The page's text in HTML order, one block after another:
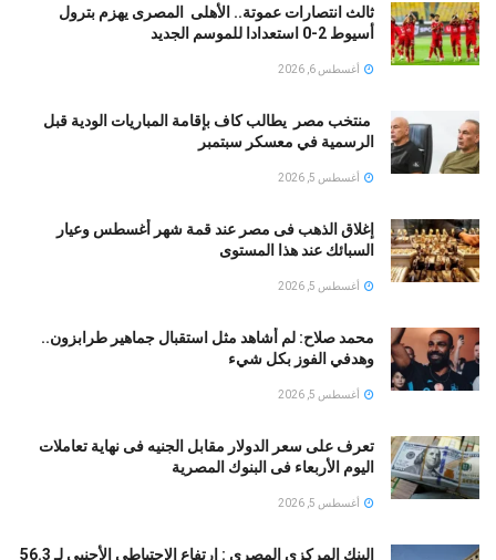
ثالث انتصارات عموتة.. الأهلى المصرى يهزم بترول
أسيوط 2-0 استعدادا للموسم الجديد
أغسطس 6, 2026
منتخب مصر يطالب كاف بإقامة المباريات الودية قبل
الرسمية في معسكر سبتمبر
أغسطس 5, 2026
إغلاق الذهب فى مصر عند قمة شهر أغسطس وعيار
السبائك عند هذا المستوى
أغسطس 5, 2026
محمد صلاح: لم أشاهد مثل استقبال جماهير طرابزون..
وهدفي الفوز بكل شيء
أغسطس 5, 2026
تعرف على سعر الدولار مقابل الجنيه فى نهاية تعاملات
اليوم الأربعاء فى البنوك المصرية
أغسطس 5, 2026
البنك المركزى المصرى : ارتفاع الاحتياطى الأجنبى لـ 56.3